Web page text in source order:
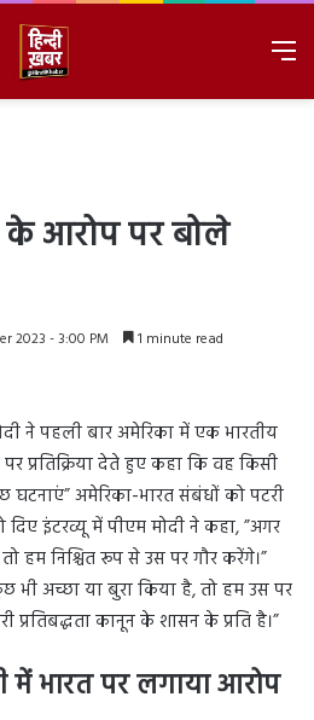
के आरोप पर बोले
2023 - 3:00 PM 1 minute read
ने पहली बार अमेरिका में एक भारतीय
प्रतिक्रिया देते हुए कहा कि वह किसी
अमेरिका-भारत संबंधों को पटरी
इंटरव्यू में पीएम मोदी ने कहा, ”अगर
हम निश्चित रूप से उस पर गौर करेंगे।”
भी अच्छा या बुरा किया है, तो हम उस पर
प्रतिबद्धता कानून के शासन के प्रति है।”
में भारत पर लगाया आरोप